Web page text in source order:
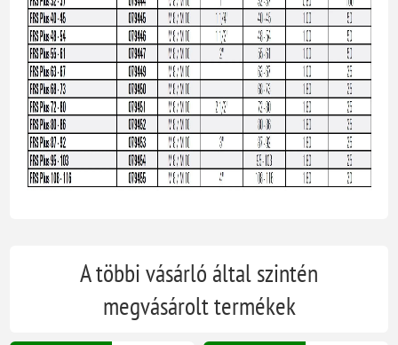
A többi vásárló által szintén
megvásárolt termékek